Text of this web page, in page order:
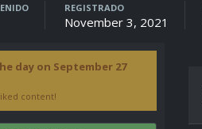
REGISTRADO
November 3, 2021
day on September 27
content!